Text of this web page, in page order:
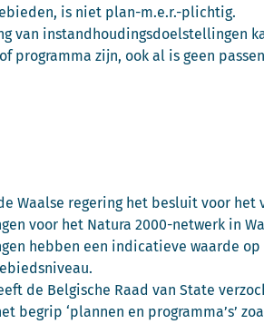
is niet plan-m.e.r.-plichtig.
van instandhoudingsdoelstellingen
programma zijn, ook al is geen
Waalse regering het besluit voor het
voor het Natura 2000-netwerk in
hebben een indicatieve waarde op
de Belgische Raad van State
begrip ‘plannen en programma’s’